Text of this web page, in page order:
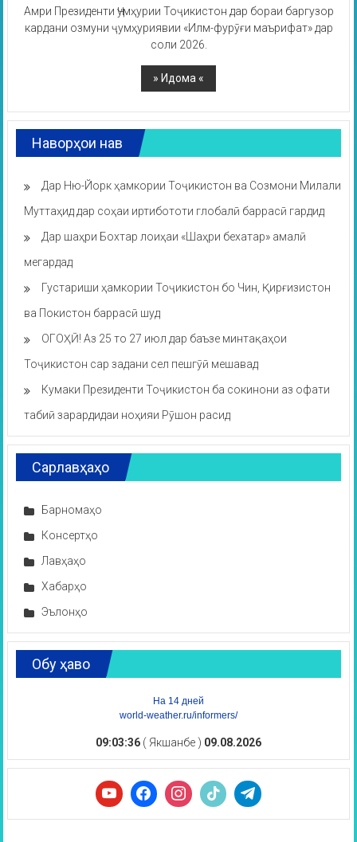
Амри Президенти Ҷумҳурии Тоҷикистон дар бораи баргузор
кардани озмуни ҷумҳуриявии «Илм-фурӯғи маърифат» дар
соли 2026.
Наворҳои нав
Дар Ню-Йорк ҳамкории Тоҷикистон ва Созмони Милали
Муттаҳид дар соҳаи иртибототи глобалӣ баррасӣ гардид
Дар шаҳри Бохтар лоиҳаи «Шаҳри бехатар» амалӣ
мегардад
Густариши ҳамкории Тоҷикистон бо Чин, Қирғизистон
ва Покистон баррасӣ шуд
ОГОҲӢ! Аз 25 то 27 июл дар баъзе минтақаҳои
Тоҷикистон сар задани сел пешгӯӣ мешавад
Кумаки Президенти Тоҷикистон ба сокинони аз офати
табиӣ зарардидаи ноҳияи Рӯшон расид
Сарлавҳаҳо
Барномаҳо
Консертҳо
Лавҳаҳо
Хабарҳо
Эълонҳо
Обу ҳаво
На 14 дней
world-weather.ru/informers/
09:03:36 ( Якшанбе ) 09.08.2026